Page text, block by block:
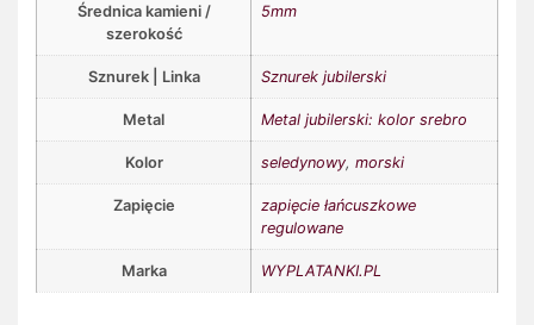
Średnica kamieni /
szerokość
5mm
Sznurek | Linka Sznurek jubilerski
Metal Metal jubilerski: kolor srebro
Kolor seledynowy, morski
Zapięcie
zapięcie łańcuszkowe
regulowane
Marka WYPLATANKI.PL